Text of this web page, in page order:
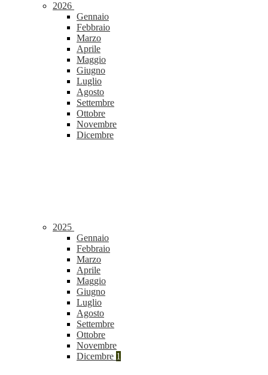
2026
Gennaio
Febbraio
Marzo
Aprile
Maggio
Giugno
Luglio
Agosto
Settembre
Ottobre
Novembre
Dicembre
2025
Gennaio
Febbraio
Marzo
Aprile
Maggio
Giugno
Luglio
Agosto
Settembre
Ottobre
Novembre
Dicembre 1